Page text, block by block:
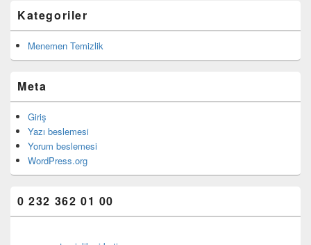
Kategoriler
Menemen Temizlik
Meta
Giriş
Yazı beslemesi
Yorum beslemesi
WordPress.org
0 232 362 01 00